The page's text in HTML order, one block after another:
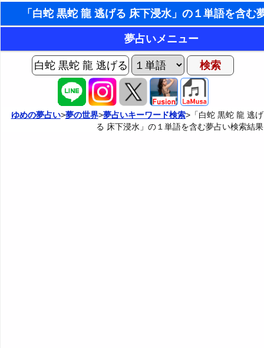
東洋・西洋占星術
ホラリー占星術
手相占いで未来診断
タロットカードで無料占い
命名の姓名判断
夢占いメニュー
AIゆめの夢占いチャット
ヨセフの夢占い
夢占い掲示板
ゆめの夢占い>夢の世界>夢占いキーワード検索>「白蛇 黒蛇 龍 逃げ
る 床下浸水」の１単語を含む夢占い検索結果